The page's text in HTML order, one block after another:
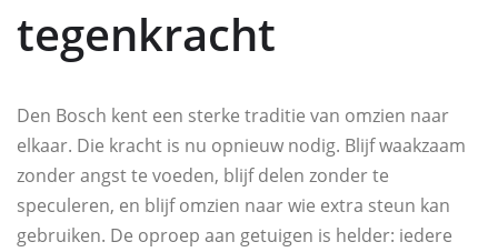
tegenkracht
Den Bosch kent een sterke traditie van omzien naar
elkaar. Die kracht is nu opnieuw nodig. Blijf waakzaam
zonder angst te voeden, blijf delen zonder te
speculeren, en blijf omzien naar wie extra steun kan
gebruiken. De oproep aan getuigen is helder: iedere